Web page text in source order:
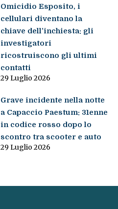
Omicidio Esposito, i
cellulari diventano la
chiave dell’inchiesta: gli
investigatori
ricostruiscono gli ultimi
contatti
29 Luglio 2026
Grave incidente nella notte
a Capaccio Paestum: 31enne
in codice rosso dopo lo
scontro tra scooter e auto
29 Luglio 2026